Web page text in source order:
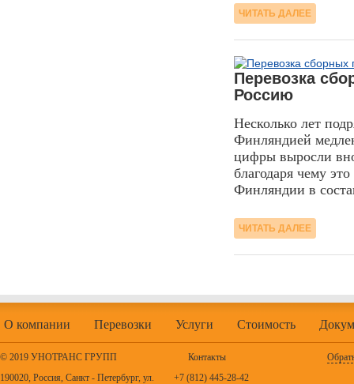
ЧИТАТЬ ДАЛЕЕ
Перевозка
Россию
Несколько лет
Финляндией
цифры выросли
благодаря чему
Финляндии в
ЧИТАТЬ ДАЛЕЕ
О компании Перевозки Услуги Стоимость
© 2019 УНОТРАНС ГРУПП
190020, Россия, Санкт - Петербург, ул.
Контакты
+7 (812) 445-28-42